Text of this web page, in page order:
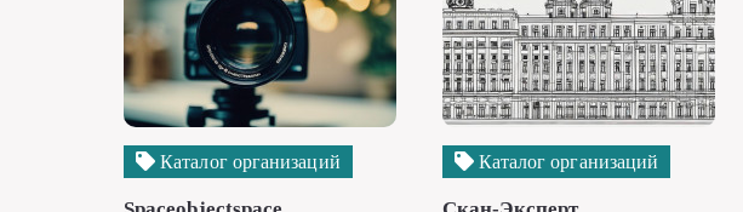
Каталог организаций Каталог организаций